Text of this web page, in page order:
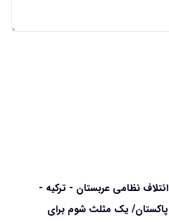
ائتلاف نظامی عربستان - ترکیه -
پاکستان/ یک مثلث شوم برای